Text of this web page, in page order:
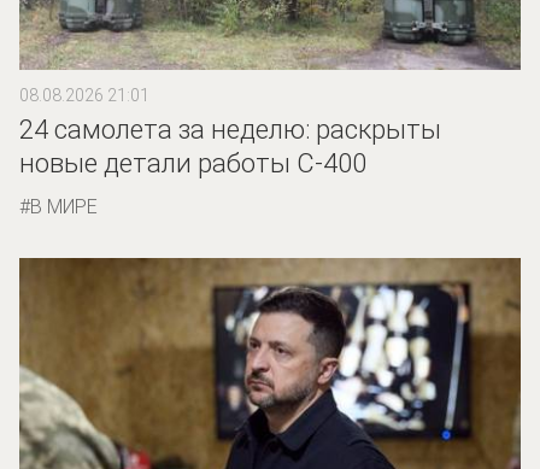
08.08.2026 21:01
24 самолета за неделю: раскрыты
новые детали работы С-400
В МИРЕ